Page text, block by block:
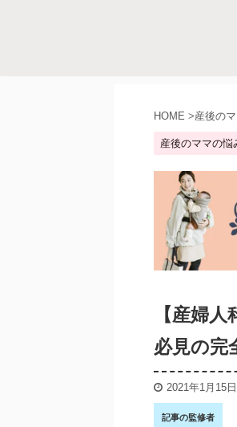
HOME >産後の
産後のママの悩
【産婦
必見の完
2021年1月15日
記事の監修者